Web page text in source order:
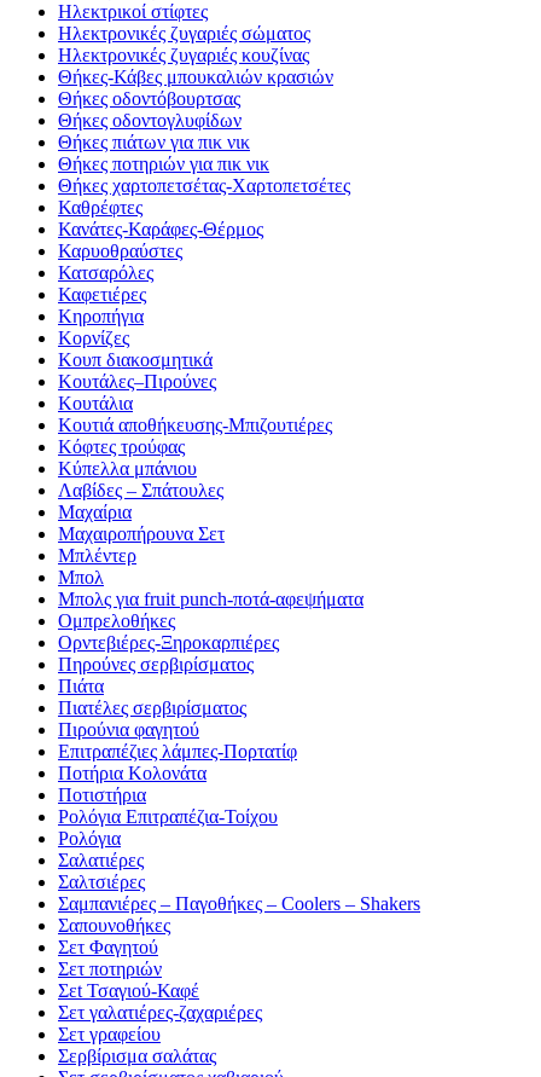
Ηλεκτρικοί στίφτες
Ηλεκτρονικές ζυγαριές σώματος
Ηλεκτρονικές ζυγαριές κουζίνας
Θήκες-Κάβες μπουκαλιών κρασιών
Θήκες οδοντόβουρτσας
Θήκες οδοντογλυφίδων
Θήκες πιάτων για πικ νικ
Θήκες ποτηριών για πικ νικ
Θήκες χαρτοπετσέτας-Χαρτοπετσέτες
Καθρέφτες
Κανάτες-Καράφες-Θέρμος
Καρυοθραύστες
Κατσαρόλες
Καφετιέρες
Κηροπήγια
Κορνίζες
Κουπ διακοσμητικά
Κουτάλες–Πιρούνες
Κουτάλια
Κουτιά αποθήκευσης-Μπιζουτιέρες
Κόφτες τρούφας
Κύπελλα μπάνιου
Λαβίδες – Σπάτουλες
Μαχαίρια
Μαχαιροπήρουνα Σετ
Μπλέντερ
Μπολ
Μπολς για fruit punch-ποτά-αφεψήματα
Ομπρελοθήκες
Ορντεβιέρες-Ξηροκαρπιέρες
Πηρούνες σερβιρίσματος
Πιάτα
Πιατέλες σερβιρίσματος
Πιρούνια φαγητού
Επιτραπέζιες λάμπες-Πορτατίφ
Ποτήρια Κολονάτα
Ποτιστήρια
Ρολόγια Επιτραπέζια-Τοίχου
Ρολόγια
Σαλατιέρες
Σαλτσιέρες
Σαμπανιέρες – Παγοθήκες – Coolers – Shakers
Σαπουνοθήκες
Σετ Φαγητού
Σετ ποτηριών
Σεt Τσαγιού-Καφέ
Σετ γαλατιέρες-ζαχαριέρες
Σετ γραφείου
Σερβίρισμα σαλάτας